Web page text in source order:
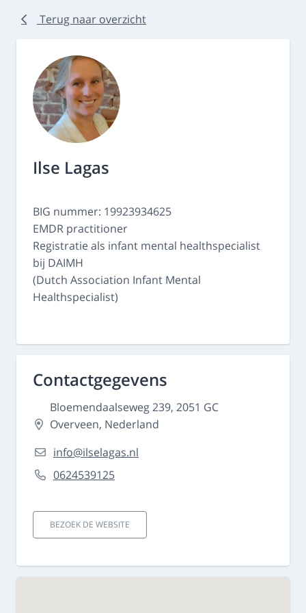
Terug naar overzicht
Ilse Lagas
BIG nummer: 19923934625
EMDR practitioner
Registratie als infant mental healthspecialist
bij DAIMH
(Dutch Association Infant Mental
Healthspecialist)
Contactgegevens
Bloemendaalseweg 239, 2051 GC
Overveen, Nederland
info@ilselagas.nl
0624539125
BEZOEK DE WEBSITE